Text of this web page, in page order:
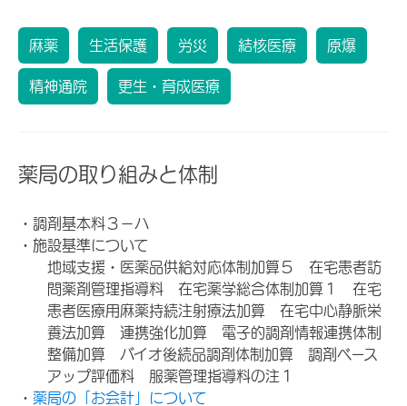
麻薬 生活保護 労災 結核医療 原爆
精神通院 更生・育成医療
薬局の取り組みと体制
・調剤基本料３－ハ
・施設基準について
地域支援・医薬品供給対応体制加算５ 在宅患者訪
問薬剤管理指導料 在宅薬学総合体制加算１ 在宅
患者医療用麻薬持続注射療法加算 在宅中心静脈栄
養法加算 連携強化加算 電子的調剤情報連携体制
整備加算 バイオ後続品調剤体制加算 調剤ベース
アップ評価料 服薬管理指導料の注１
・ 薬局の「お会計」について